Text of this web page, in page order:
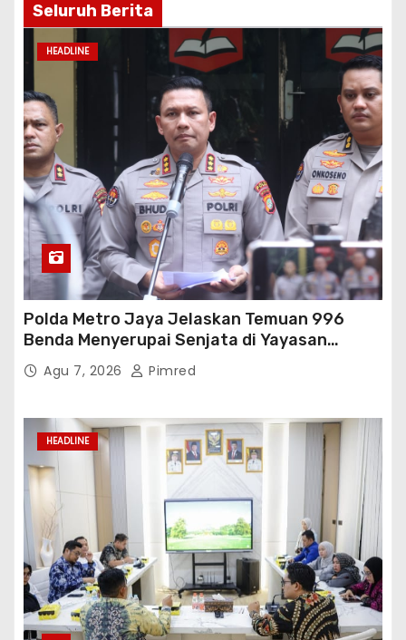
Seluruh Berita
HEADLINE
Polda Metro Jaya Jelaskan Temuan 996
Benda Menyerupai Senjata di Yayasan
Jaksel
Agu 7, 2026 Pimred
HEADLINE